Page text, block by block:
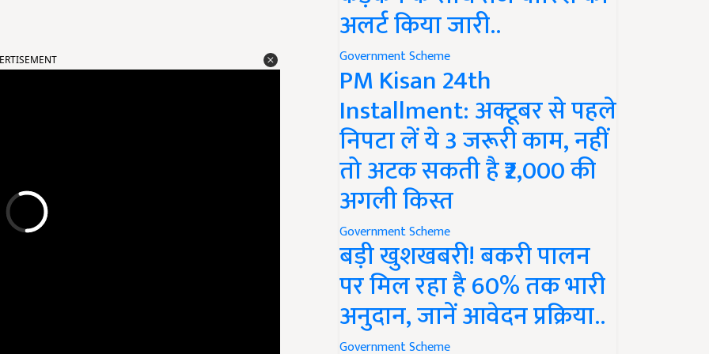
अलर्ट किया जारी..
Government Scheme
PM Kisan 24th
Installment: अक्टूबर से पहले
निपटा लें ये 3 जरूरी काम, नहीं
तो अटक सकती है ₹2,000 की
अगली किस्त
Government Scheme
बड़ी खुशखबरी! बकरी पालन
पर मिल रहा है 60% तक भारी
अनुदान, जानें आवेदन प्रक्रिया..
Government Scheme